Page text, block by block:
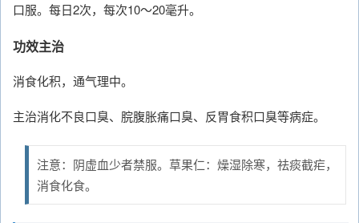
口服。每日2次，每次10～20毫升。
功效主治
消食化积，通气理中。
主治消化不良口臭、脘腹胀痛口臭、反胃食积口臭等病症。
注意：阴虚血少者禁服。草果仁：燥湿除寒，祛痰截疟，
消食化食。